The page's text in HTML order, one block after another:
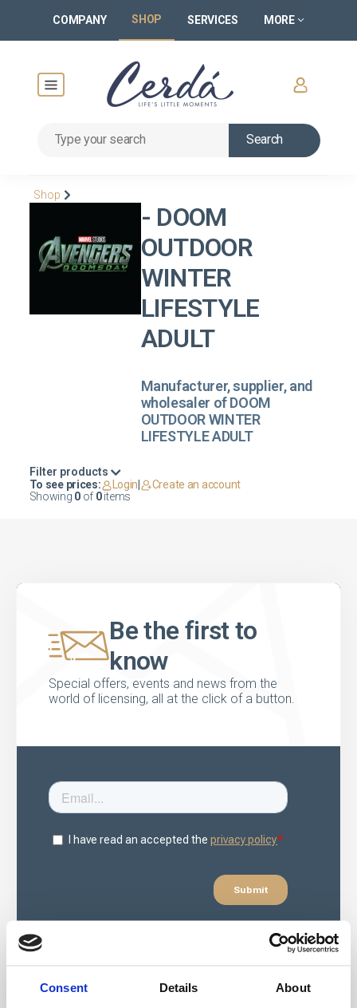
Consent Details About
COMPANY SHOP SERVICES MORE
Search
Shop
- DOOM
OUTDOOR
WINTER
LIFESTYLE
ADULT
Manufacturer, supplier, and
wholesaler of DOOM
OUTDOOR WINTER
LIFESTYLE ADULT
Filter products
Showing 0 of 0items
To see prices: Login Create an account
Be the first to
know
Special offers, events and news from the
world of licensing, all at the click of a button.